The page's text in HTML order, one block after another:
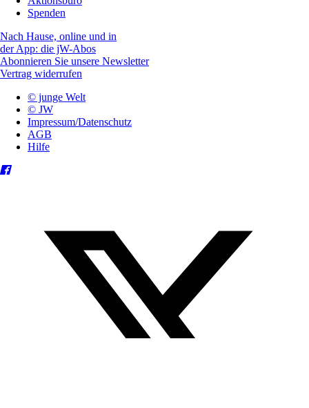
Spenden
Nach Hause, online und in
der App: die jW-Abos
Abonnieren Sie unsere Newsletter
Vertrag widerrufen
© junge Welt
© JW
Impressum/Datenschutz
AGB
Hilfe